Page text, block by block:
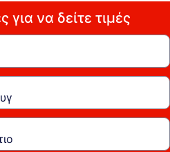
για να δείτε τιμές